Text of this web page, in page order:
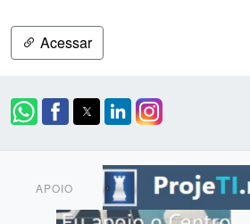
Acessar
APOIO